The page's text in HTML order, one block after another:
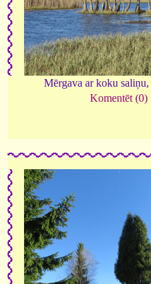
Mērgava ar koku
Komentēt (0)